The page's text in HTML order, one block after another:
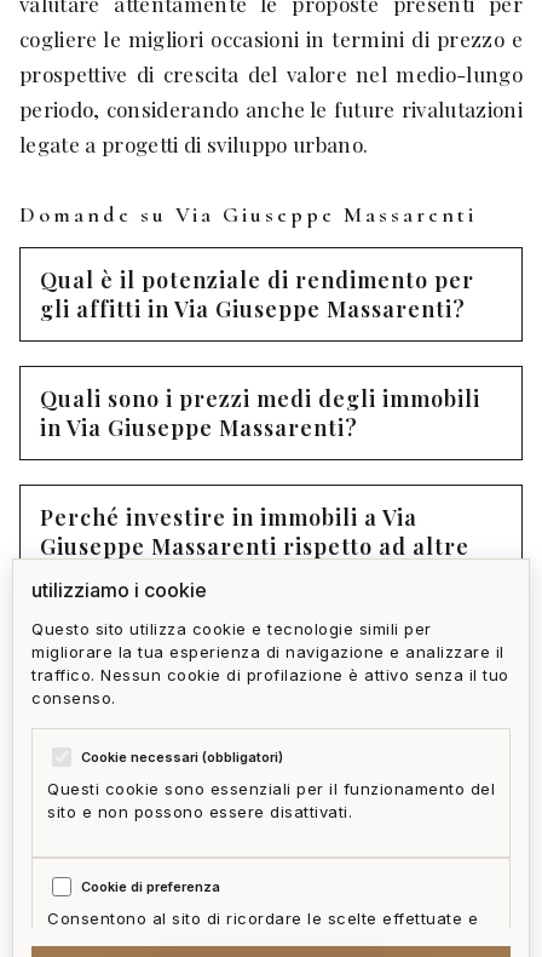
cogliere le migliori occasioni in termini di prezzo e
prospettive di crescita del valore nel medio-lungo
periodo, considerando anche le future rivalutazioni
legate a progetti di sviluppo urbano.
Domande su Via Giuseppe Massarenti
Qual è il potenziale di rendimento per
gli affitti in Via Giuseppe Massarenti?
Quali sono i prezzi medi degli immobili
in Via Giuseppe Massarenti?
Perché investire in immobili a Via
Giuseppe Massarenti rispetto ad altre
zone di Genova?
torna a sestri ponente tutti gli immobili
McFrancis
mappa del sito
utilizziamo i cookie
Questo sito utilizza cookie e tecnologie simili per
migliorare la tua esperienza di navigazione e analizzare il
traffico. Nessun cookie di profilazione è attivo senza il tuo
consenso.
Cookie necessari (obbligatori)
Questi cookie sono essenziali per il funzionamento del
sito e non possono essere disattivati.
Cookie di preferenza
Consentono al sito di ricordare le scelte effettuate e